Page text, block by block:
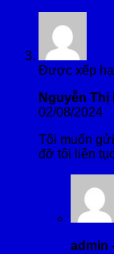
Được xếp
Nguyễn Thị
02/08/2024
Tôi muốn
đỡ tôi liên
admin